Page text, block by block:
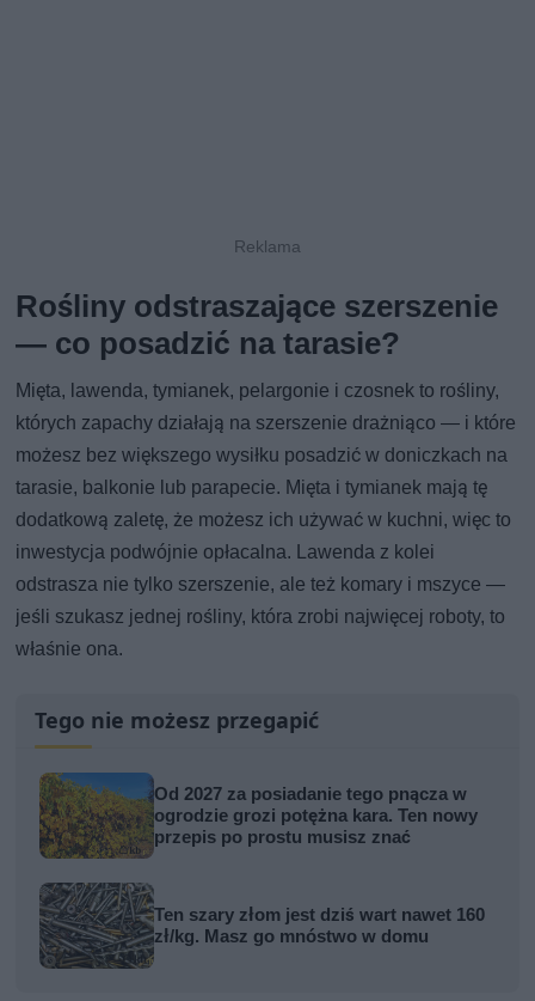
Rośliny odstraszające szerszenie
— co posadzić na tarasie?
Mięta, lawenda, tymianek, pelargonie i czosnek to rośliny,
których zapachy działają na szerszenie drażniąco — i które
możesz bez większego wysiłku posadzić w doniczkach na
tarasie, balkonie lub parapecie. Mięta i tymianek mają tę
dodatkową zaletę, że możesz ich używać w kuchni, więc to
inwestycja podwójnie opłacalna. Lawenda z kolei
odstrasza nie tylko szerszenie, ale też komary i mszyce —
jeśli szukasz jednej rośliny, która zrobi najwięcej roboty, to
właśnie ona.
Tego nie możesz przegapić
Od 2027 za posiadanie tego pnącza w
ogrodzie grozi potężna kara. Ten nowy
przepis po prostu musisz znać
Ten szary złom jest dziś wart nawet 160
zł/kg. Masz go mnóstwo w domu